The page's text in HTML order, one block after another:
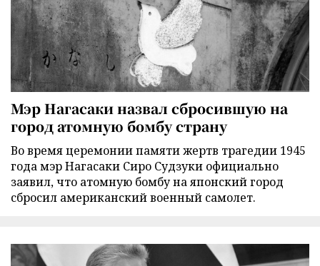
Мэр Нагасаки назвал сбросившую на
город атомную бомбу страну
Во время церемонии памяти жертв трагедии 1945
года мэр Нагасаки Сиро Судзуки официально
заявил, что атомную бомбу на японский город
сбросил американский военный самолет.